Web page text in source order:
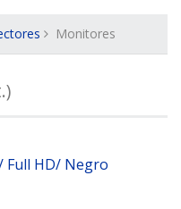
Monitores
Full HD/ Negro